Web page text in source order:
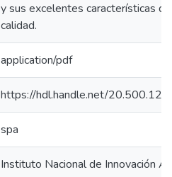
y sus excelentes características
calidad.
application/pdf
https://hdl.handle.net/
spa
Instituto Nacional de Innovación